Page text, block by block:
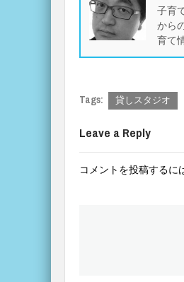
子育
から
育て
Tags: 貸しスタジオ
Leave a Reply
コメントを投稿するに